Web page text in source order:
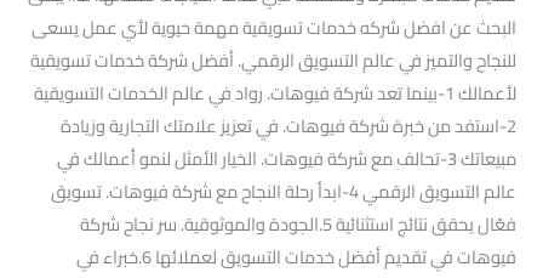
البحث عن افضل شركه خدمات تسويقية مهمة حيوية لأي عمل يسعى
للنجاح والتميز في عالم التسويق الرقمي. أفضل شركة خدمات تسويقية
لأعمالك 1-بينما تعد شركة فيوهات. رواد في عالم الخدمات التسويقية
2-استفد من خبرة شركة فيوهات. في تعزيز علامتك التجارية وزيادة
مبيعاتك 3-تحالف مع شركة فيوهات. الخيار الأمثل لنمو أعمالك في
عالم التسويق الرقمي 4-ابدأ رحلة النجاح مع شركة فيوهات. تسويق
فعّال يحقق نتائج استثنائية 5.الجودة والموثوقية. سر نجاح شركة
فيوهات في تقديم أفضل خدمات التسويق لعملائها 6.خبراء في